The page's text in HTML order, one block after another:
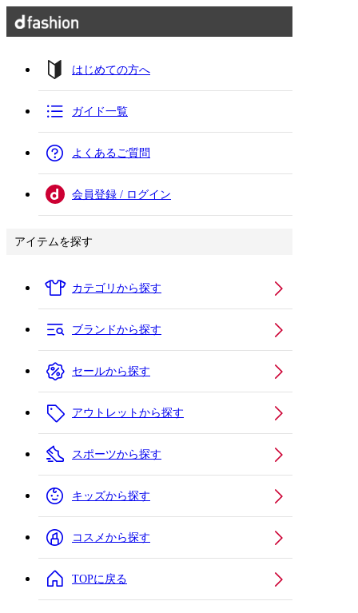
はじめての方へ
ガイド一覧
よくあるご質問
会員登録 / ログイン
アイテムを探す
カテゴリから探す
ブランドから探す
セールから探す
アウトレットから探す
スポーツから探す
キッズから探す
コスメから探す
TOPに戻る